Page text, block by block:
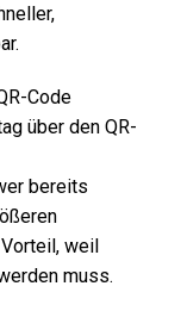
Code
über den QR-
bereits
weil
muss.